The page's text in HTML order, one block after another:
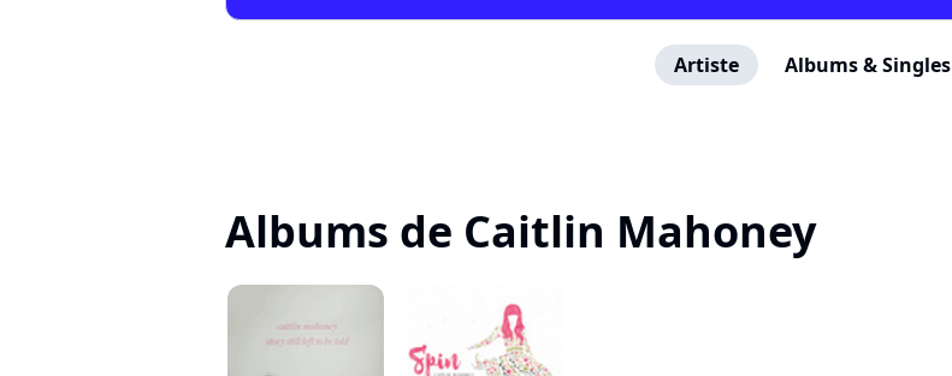
Artiste Albums & Singles
Albums de Caitlin Mahoney